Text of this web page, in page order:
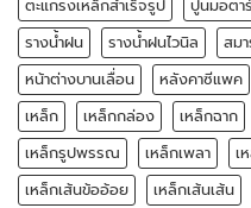
ตะแกรงเหล็กสำเร็จรูป
ปูนมอตา
รางน้ำฝน
รางน้ำฝนไวนิล สม
หน้าต่างบานเลื่อน
หลังคาซีแพค
เหล็ก
เหล็กกล่อง เหล็กฉาก
เหล็กรูปพรรณ
เหล็กเพลา เ
เหล็กเส้นข้ออ้อย
เหล็กเส้นเส้น